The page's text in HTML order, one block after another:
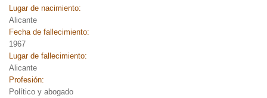
Lugar de nacimiento:
Alicante
Fecha de fallecimiento:
1967
Lugar de fallecimiento:
Alicante
Profesión:
Político y abogado